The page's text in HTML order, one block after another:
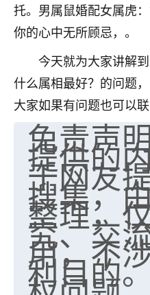
托。男属鼠婚配女属虎
你的心中无所顾忌，。
今天就为大家讲解
什么属相最好？的问题
大家如果有问题也可以联
免责声
提供的
于网友
搜集，
整理，
究、交
用，不
利目的